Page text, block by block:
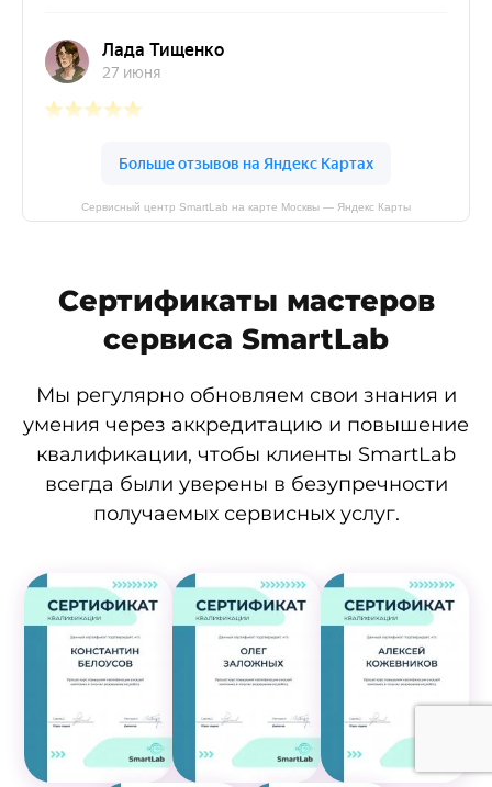
Сервисный центр SmartLab на карте Москвы — Яндекс Карты
Сертификаты мастеров
сервиса SmartLab
Мы регулярно обновляем свои знания и
умения через аккредитацию и повышение
квалификации, чтобы клиенты SmartLab
всегда были уверены в безупречности
получаемых сервисных услуг.